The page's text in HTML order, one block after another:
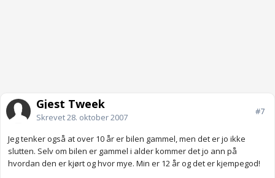
Gjest Tweek
Skrevet28. oktober 2007
#7
Jeg tenker også at over 10 år er bilen gammel, men det er jo ikke
slutten. Selv om bilen er gammel i alder kommer det jo ann på
hvordan den er kjørt og hvor mye. Min er 12 år og det er kjempegod!